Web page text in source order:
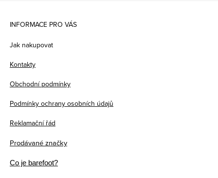
INFORMACE PRO VÁS
Jak nakupovat
Kontakty
Obchodní podmínky
Podmínky ochrany osobních údajů
Reklamační řád
Prodávané značky
Co je barefoot?